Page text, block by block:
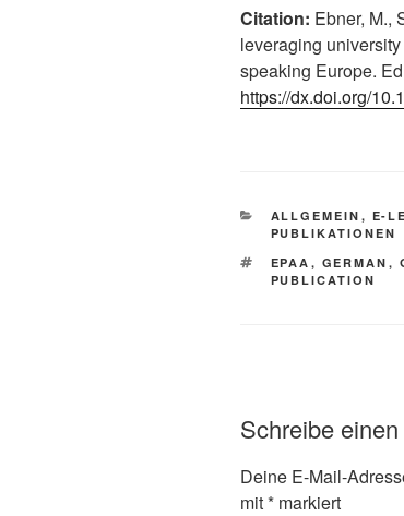
Citation: Ebner, M.,
leveraging
speaking Europe.
https://dx.doi.org/
KATEGORIEN
ALLGEMEIN , E-
PUBLIKATIONEN
SCHLAGWÖRTER
EPAA , GERMAN ,
PUBLICATION
Schreibe
Deine E-Mail-
mit* markiert